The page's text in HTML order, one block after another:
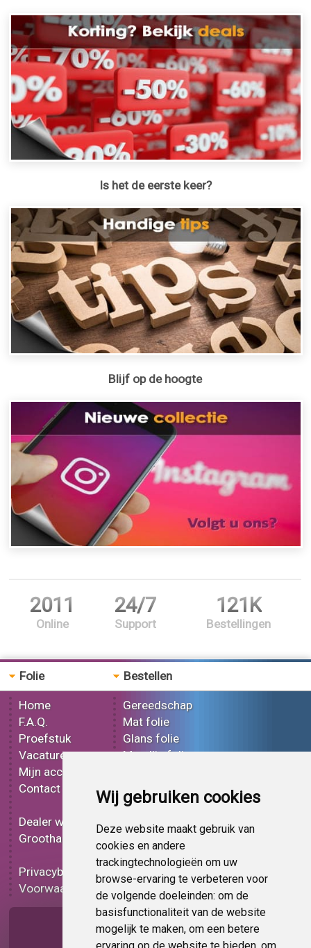
Wij gebruiken cookies
Deze website maakt gebruik van
cookies en andere
trackingtechnologieën om uw
browse-ervaring te verbeteren voor
de volgende doeleinden: om de
basisfunctionaliteit van de website
mogelijk te maken, om een betere
Is het de eerste keer?
Blijf op de hoogte
2011
Online
24/7
Support
121K
Bestellingen
Folie
Home
F.A.Q.
Proefstuk
Vacatures
Mijn account
Contact
Dealer worden
Groothandel
Privacybeleid
Voorwaarden
Bestellen
Gereedschap
Mat folie
Glans folie
Metallic folie
Effect folie
Bedrukt folie
Carbon folie
Tint folie
Functionele folie
Folie korting
Op bestelling
Pagina delen